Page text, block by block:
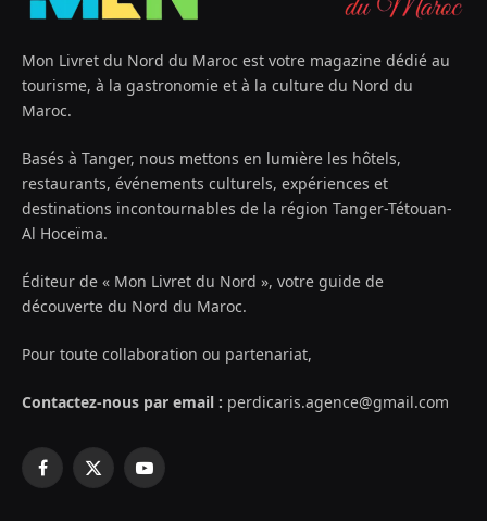
Mon Livret du Nord du Maroc est votre magazine dédié au
tourisme, à la gastronomie et à la culture du Nord du
Maroc.
Basés à Tanger, nous mettons en lumière les hôtels,
restaurants, événements culturels, expériences et
destinations incontournables de la région Tanger-Tétouan-
Al Hoceïma.
Éditeur de « Mon Livret du Nord », votre guide de
découverte du Nord du Maroc.
Pour toute collaboration ou partenariat,
Contactez-nous par email : perdicaris.agence@gmail.com
Facebook
X
YouTube